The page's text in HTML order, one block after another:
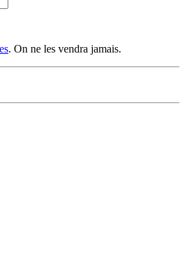
. On ne les vendra jamais.